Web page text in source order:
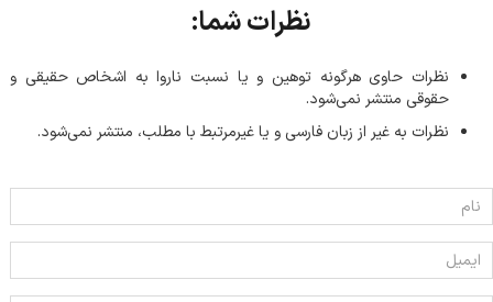
نظرات شما:
نظرات حاوی هرگونه توهین و یا نسبت ناروا به اشخاص حقیقی و
حقوقی منتشر نمی‌شود.
نظرات به غیر از زبان فارسی و یا غیر‌مرتبط با مطلب، منتشر نمی‌شود.